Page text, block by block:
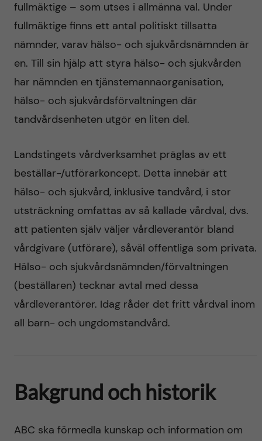
fullmäktige – som utses i allmänna val. Under
fullmäktige finns ett antal politiskt tillsatta
nämnder, varav hälso- och sjukvårdsnämnden är
en. Till sin hjälp att styra hälso- och sjukvården
har nämnden en tjänstemannaorganisation,
hälso- och sjukvårdsförvaltningen där
tandvårdsenheten utgör en liten del.
Landstingets vårdverksamhet präglas av ett
beställar-/utförarkoncept. Detta innebär att
hälso- och sjukvård, inklusive tandvård, i stor
utsträckning omfattas av så kallade vårdval, dvs.
att patienten själv väljer vårdleverantör bland
vårdgivare (utförare), såväl offentliga som privata.
Hälso- och sjukvårdsnämnden/förvaltningen
(beställaren) tecknar avtal med dessa
vårdleverantörer. Idag råder det fritt vårdval inom
all barn- och ungdomstandvård.
Bakgrund och historik
ABC ska förmedla kunskap och information om